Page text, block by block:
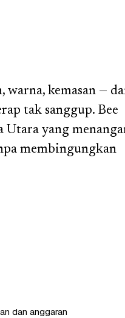
kemasan —
tak sanggup. Bee
Utara yang
membingungkan
dan anggaran